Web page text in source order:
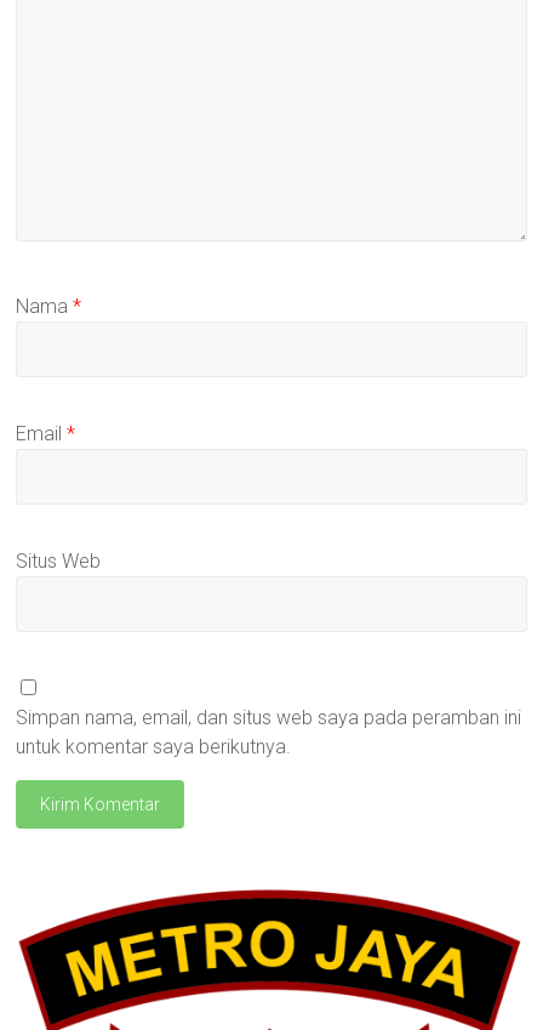
Nama*
Email*
Situs Web
Simpan nama, email, dan situs web saya pada peramban ini
untuk komentar saya berikutnya.